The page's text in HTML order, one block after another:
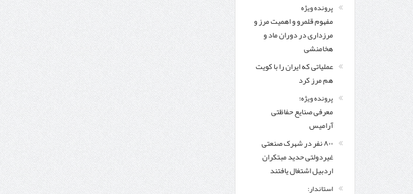
پرونده ویژه
مفهوم قلمرو و اهمیت مرز و
مرزداری در دوران ماد و
هخامنشی
عملیاتی که ایران را با کویت
هم مرز کرد
پرونده ویژه؛
معرفی صنایع حفاظتی
آرامیس
۸۰۰ نفر در شهرک صنعتی
غیردولتی حدید مبتکران
اردبیل اشتغال یافتند
استاندار: